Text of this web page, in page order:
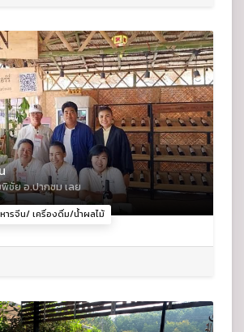
ารจีน/ เครื่องดื่ม/น้ำผลไม้
ชัย อ.ปากชม เลย